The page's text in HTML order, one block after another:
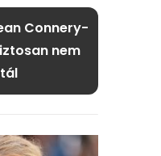
Connery-
nem